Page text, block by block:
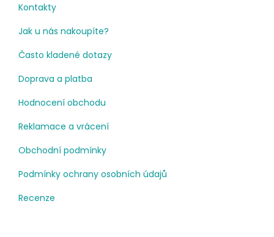
Kontakty
Jak u nás nakoupíte?
Často kladené dotazy
Doprava a platba
Hodnocení obchodu
Reklamace a vrácení
Obchodní podmínky
Podmínky ochrany osobních údajů
Recenze